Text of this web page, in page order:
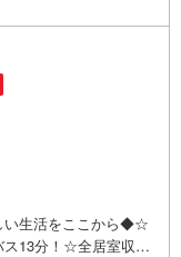
い生活をここから◆☆
ス13分！☆全居室収